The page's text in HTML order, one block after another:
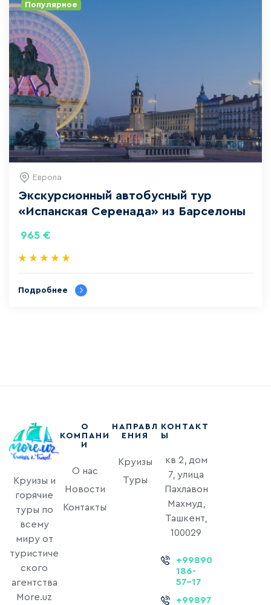
Популярное
Европа
Экскурсионный автобусный тур
«Испанская Серенада»‎ из Барселоны
965 €
Подробнее
Круизы и
горячие
туры по
всему
миру от
туристиче
ского
агентства
More.uz
О
КОМПАНИ
И
О нас
Новости
Контакты
НАПРАВЛ
ЕНИЯ
Круизы
Туры
КОНТАКТ
Ы
кв 2, дом
7, улица
Пахлавон
Махмуд,
Ташкент,
100029
+99890
186-
57-17
+99897